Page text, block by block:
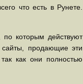
что есть в Рунете.
по которым действуют
сайты, продающие эти
как они полностью